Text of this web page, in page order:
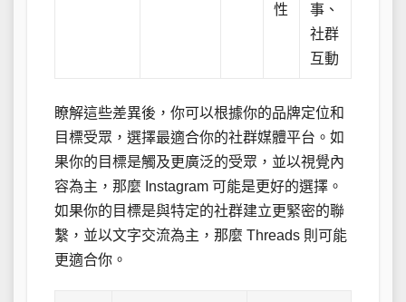
性
事、
社群
互動
瞭解這些差異後，你可以根據你的品牌定位和
目標受眾，選擇最適合你的社群媒體平台。如
果你的目標是觸及更廣泛的受眾，並以視覺內
容為主，那麼 Instagram 可能是更好的選擇。
如果你的目標是與特定的社群建立更緊密的聯
繫，並以文字交流為主，那麼 Threads 則可能
更適合你。